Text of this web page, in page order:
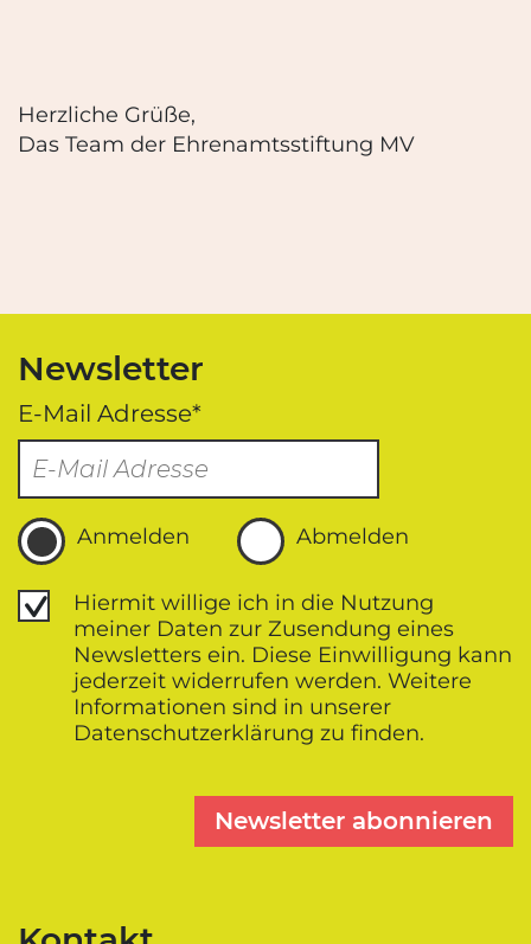
Herzliche Grüße,
Das Team der Ehrenamtsstiftung MV
Newsletter
E-Mail Adresse*
Anmelden Abmelden
Hiermit willige ich in die Nutzung
meiner Daten zur Zusendung eines
Newsletters ein. Diese Einwilligung kann
jederzeit widerrufen werden. Weitere
Informationen sind in unserer
Datenschutz­erklärung zu finden.
Newsletter abonnieren